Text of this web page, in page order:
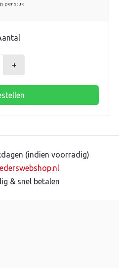
per stuk
+
(indien voorradig)
& snel betalen